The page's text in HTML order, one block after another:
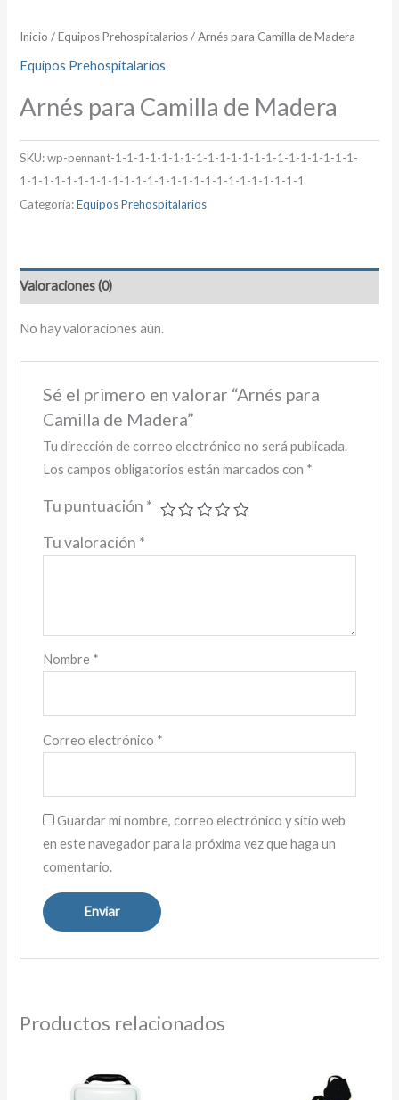
Inicio /Equipos Prehospitalarios/ Arnés para Camilla de Madera
Equipos Prehospitalarios
Arnés para Camilla de Madera
SKU:wp-pennant-1-1-1-1-1-1-1-1-1-1-1-1-1-1-1-1-1-1-1-1-1-
1-1-1-1-1-1-1-1-1-1-1-1-1-1-1-1-1-1-1-1-1-1-1-1-1
Categoría:Equipos Prehospitalarios
Valoraciones (0)
No hay valoraciones aún.
Sé el primero en valorar “Arnés para
Camilla de Madera”
Tu dirección de correo electrónico no será publicada.
Los campos obligatorios están marcados con *
Tu puntuación *
Tu valoración *
Nombre *
Correo electrónico *
Guardar mi nombre, correo electrónico y sitio web
en este navegador para la próxima vez que haga un
comentario.
Productos relacionados